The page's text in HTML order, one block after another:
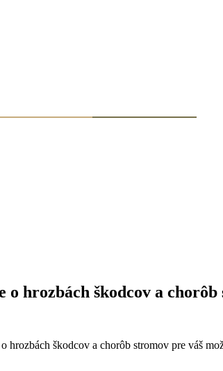
hrozbách škodcov a chorôb
škodcov a chorôb stromov pre váš